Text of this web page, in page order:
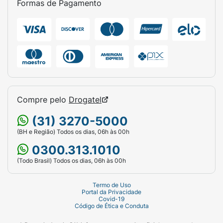
fechamento em zíper prático para manter a
Sugestão de Uso:
Misture 3 colheres de sopa
(aproximadamente 30g) do Whey 100% HD
Gourmet 3W em 150ml a 200ml de água
gelada, leite zero lactose ou bebida de sua
preferência. Consuma uma vez ao dia,
treino) para otimizar a recuperação e a
reconstrução muscular, ou conforme a
orientação do seu nutricionista ou médico. O
sabor baunilha é excelente também para
compor receitas fit, como mingaus,
panquecas, bolos e smoothies!
Ficha Técnica:
Marca:
Black Skull.
Formas de Pagamento
Compre pelo Drogatel
(31) 3270-5000
(BH e Região) Todos os dias, 06h às 00h
0300.313.1010
(Todo Brasil) Todos os dias, 06h às 00h
Termo de Uso
Portal da Privacidade
Covid-19
Código de Ética e Conduta